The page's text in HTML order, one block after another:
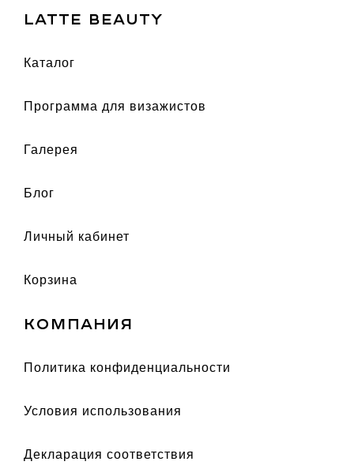
LATTE BEAUTY
каталог
Программа для визажистов
галерея
Блог
Личный кабинет
Корзина
КОМПАНИЯ
политика конфиденциальности
условия использования
декларация соответствия